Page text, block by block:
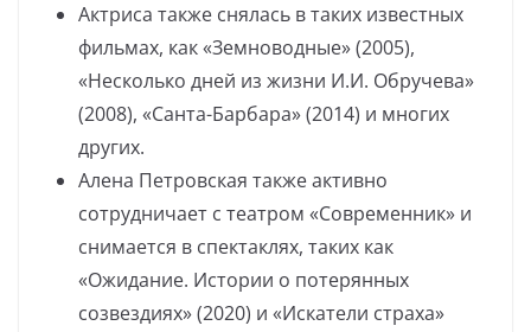
Актриса также снялась в таких известных
фильмах, как «Земноводные» (2005),
«Несколько дней из жизни И.И. Обручева»
(2008), «Санта-Барбара» (2014) и многих
других.
Алена Петровская также активно
сотрудничает с театром «Современник» и
снимается в спектаклях, таких как
«Ожидание. Истории о потерянных
созвездиях» (2020) и «Искатели страха»